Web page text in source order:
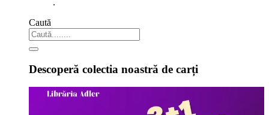
Caută
Descoperă colectia noastră de carți